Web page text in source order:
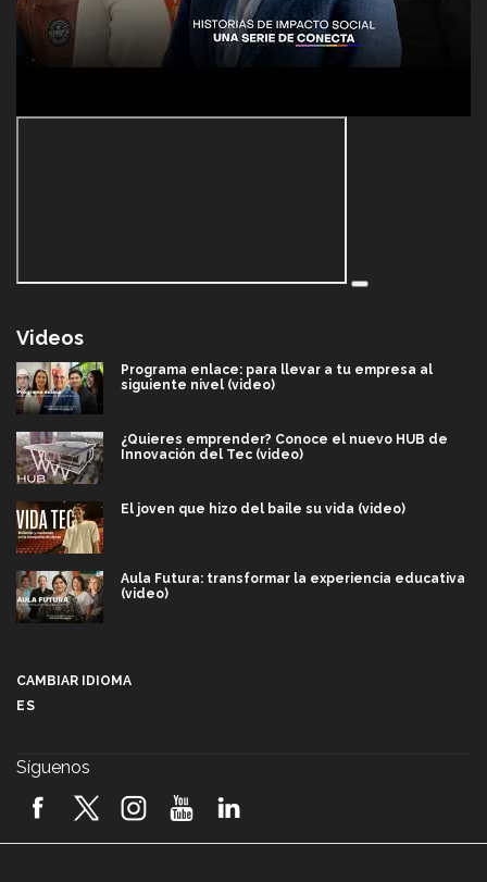
Videos
Programa enlace: para llevar a tu empresa al
siguiente nivel (video)
¿Quieres emprender? Conoce el nuevo HUB de
Innovación del Tec (video)
El joven que hizo del baile su vida (video)
Aula Futura: transformar la experiencia educativa
(video)
2026! (video)
CAMBIAR IDIOMA
ES
Síguenos